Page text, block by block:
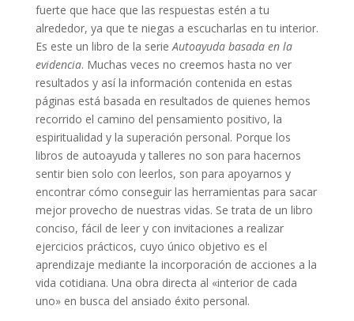
fuerte que hace que las respuestas estén a tu
alrededor, ya que te niegas a escucharlas en tu interior.
Es este un libro de la serieAutoayuda basada en la
evidencia. Muchas veces no creemos hasta no ver
resultados y así la información contenida en estas
páginas está basada en resultados de quienes hemos
recorrido el camino del pensamiento positivo, la
espiritualidad y la superación personal. Porque los
libros de autoayuda y talleres no son para hacernos
sentir bien solo con leerlos, son para apoyarnos y
encontrar cómo conseguir las herramientas para sacar
mejor provecho de nuestras vidas. Se trata de un libro
conciso, fácil de leer y con invitaciones a realizar
ejercicios prácticos, cuyo único objetivo es el
aprendizaje mediante la incorporación de acciones a la
vida cotidiana. Una obra directa al «interior de cada
uno» en busca del ansiado éxito personal.